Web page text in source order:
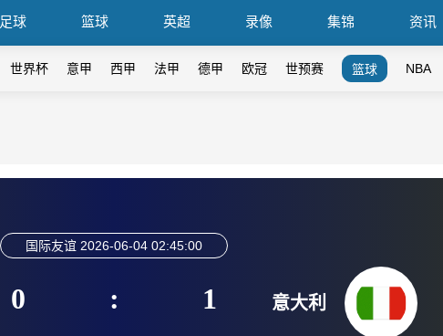
足球 篮球 英超 录像 集锦 资讯
世界杯 意甲 西甲 法甲 德甲 欧冠 世预赛 篮球 NBA
国际友谊 2026-06-04 02:45:00
0 : 1 意大利